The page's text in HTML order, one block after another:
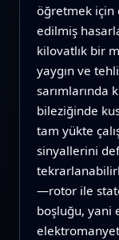
öğretmek için
edilmiş
kilovatlık bir
yaygın ve
sarımlarında
bileziğinde
tam yükte
sinyallerini
—rotor ile
boşluğu, yani